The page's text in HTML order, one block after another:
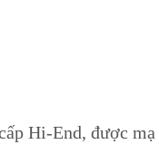
Hi-End, được